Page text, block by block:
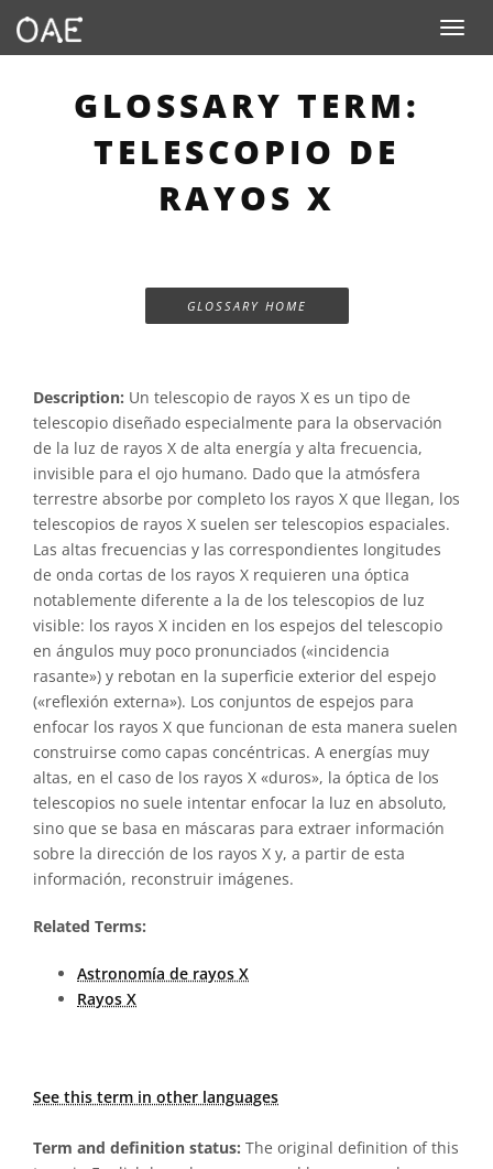
Toggle
GLOSSARY TERM:
TELESCOPIO DE
RAYOS X
GLOSSARY HOME
Description: Un telescopio de rayos X es un tipo de
telescopio diseñado especialmente para la observación
de la luz de rayos X de alta energía y alta frecuencia,
invisible para el ojo humano. Dado que la atmósfera
terrestre absorbe por completo los rayos X que llegan, los
telescopios de rayos X suelen ser telescopios espaciales.
Las altas frecuencias y las correspondientes longitudes
de onda cortas de los rayos X requieren una óptica
notablemente diferente a la de los telescopios de luz
visible: los rayos X inciden en los espejos del telescopio
en ángulos muy poco pronunciados («incidencia
rasante») y rebotan en la superficie exterior del espejo
(«reflexión externa»). Los conjuntos de espejos para
enfocar los rayos X que funcionan de esta manera suelen
construirse como capas concéntricas. A energías muy
altas, en el caso de los rayos X «duros», la óptica de los
telescopios no suele intentar enfocar la luz en absoluto,
sino que se basa en máscaras para extraer información
sobre la dirección de los rayos X y, a partir de esta
información, reconstruir imágenes.
Related Terms:
Astronomía de rayos X
Rayos X
See this term in other languages
Term and definition status: The original definition of this